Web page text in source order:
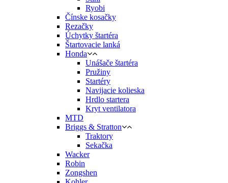
Ryobi
Čínske kosačky
Rezačky
Úchytky štartéra
Štartovacie lanká
Honda
Unášače štartéra
Pružiny
Startéry
Navijacie kolieska
Hrdlo startera
Kryt ventilatora
MTD
Briggs & Stratton
Traktory
Sekačka
Wacker
Robin
Zongshen